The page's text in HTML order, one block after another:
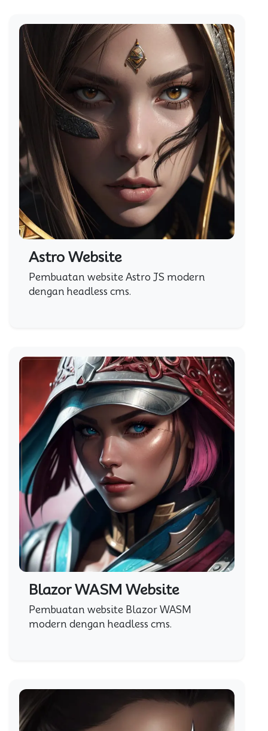
Astro Website
Pembuatan website Astro JS modern
dengan headless cms.
Blazor WASM Website
Pembuatan website Blazor WASM
modern dengan headless cms.